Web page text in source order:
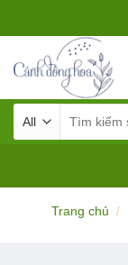
to
content
kiếm:
Trang chủ /